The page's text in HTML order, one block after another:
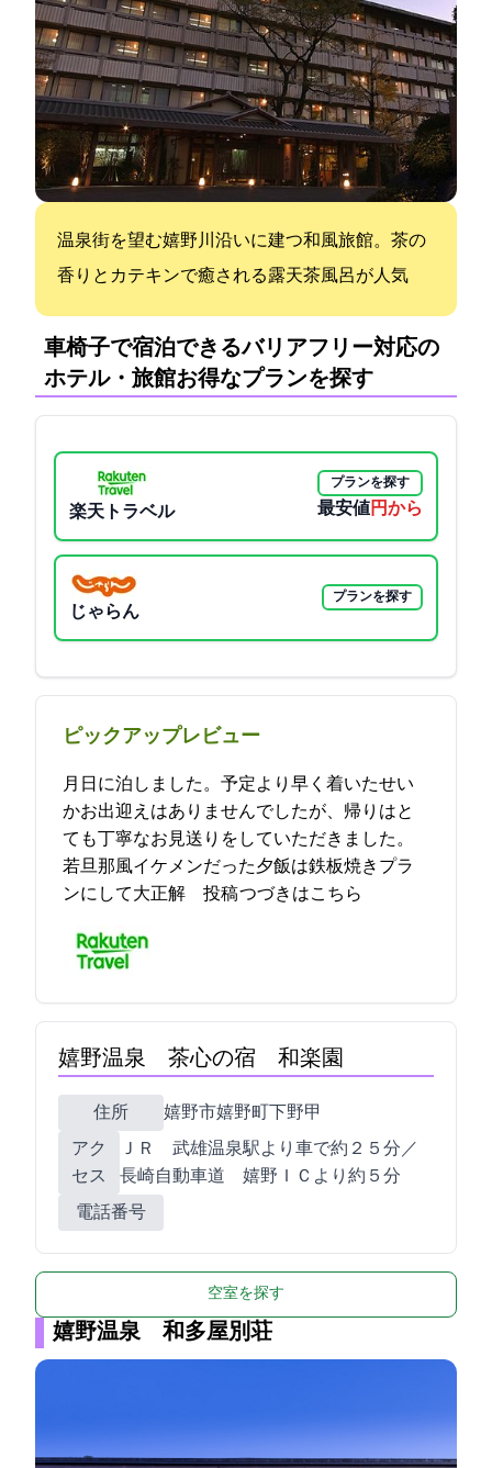
温泉街を望む嬉野川沿いに建つ和風旅館。茶の
香りとカテキンで癒される露天茶風呂が人気
車椅子で宿泊できるバリアフリー対応の
ホテル・旅館:お得なプランを探す
楽天トラベル
プランを探す
最安値8250円から
じゃらん
プランを探す
ピックアップレビュー
11月28日に1泊しました。予定より早く着いたせい
かお出迎えはありませんでしたが、帰りはと
ても丁寧なお見送りをしていただきました。
(若旦那風イケメンだった)夕飯は鉄板焼きプラ
ンにして大正解… 2021-11-30 21:28:40投稿つづきはこちら
嬉野温泉 茶心の宿 和楽園
住所
嬉野市嬉野町下野甲33
アク
セス
ＪＲ 武雄温泉駅より車で約２５分／
長崎自動車道 嬉野ＩＣより約５分
電話番号
空室を探す
嬉野温泉 和多屋別荘